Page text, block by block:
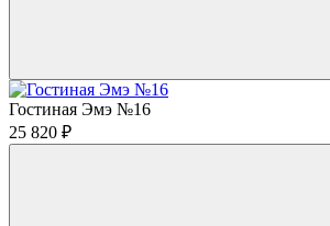
Гостиная Эмэ №16
25 820 ₽